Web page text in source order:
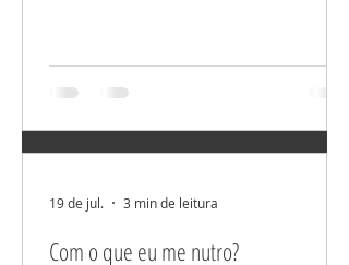
voltará para você
inevitavelmente. Um
exemplo prático é que,
quando você fala que
interagir. Com
conteúdo que agrega
informação e nos faz
pessoas melhores, ou
com conteúdo que
Com o que eu me nutro?
19 de jul. 3 min de leitura